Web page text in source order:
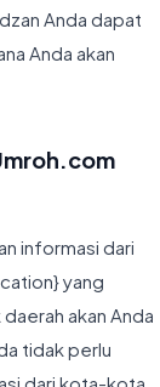
Anda dapat
Anda akan
informasi dari
yang
akan Anda
tidak perlu
dari kota-kota